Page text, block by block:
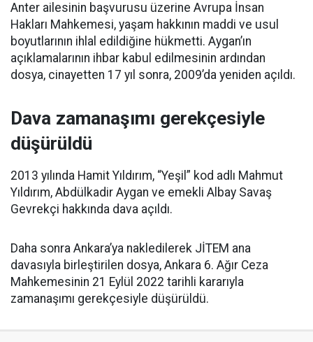
Anter ailesinin başvurusu üzerine Avrupa İnsan
Hakları Mahkemesi, yaşam hakkının maddi ve usul
boyutlarının ihlal edildiğine hükmetti. Aygan’ın
açıklamalarının ihbar kabul edilmesinin ardından
dosya, cinayetten 17 yıl sonra, 2009’da yeniden açıldı.
Dava zamanaşımı gerekçesiyle
düşürüldü
2013 yılında Hamit Yıldırım, “Yeşil” kod adlı Mahmut
Yıldırım, Abdülkadir Aygan ve emekli Albay Savaş
Gevrekçi hakkında dava açıldı.
Daha sonra Ankara’ya nakledilerek JİTEM ana
davasıyla birleştirilen dosya, Ankara 6. Ağır Ceza
Mahkemesinin 21 Eylül 2022 tarihli kararıyla
zamanaşımı gerekçesiyle düşürüldü.